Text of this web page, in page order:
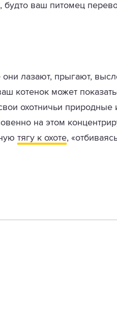
будто ваш питомец
лазают, прыгают,
котенок может
охотничьи природные
на этом
тягу к охоте,